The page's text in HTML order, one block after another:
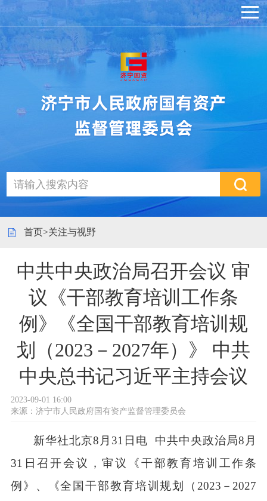
首页>关注与视野
中共中央政治局召开会议 审
议《干部教育培训工作条
例》《全国干部教育培训规
划（2023－2027年）》 中共
中央总书记习近平主持会议
2023-09-01 16:00
来源： 济宁市人民政府国有资产监督管理委员会
新华社北京8月31日电 中共中央政治局8月
31日召开会议，审议《干部教育培训工作条
例》、《全国干部教育培训规划（2023－2027